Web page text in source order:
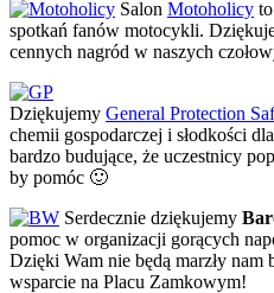
Salon Motoholicy
spotkań fanów motocykli.
cennych nagród w naszych
Dziękujemy General Protection
chemii gospodarczej i słodkości
bardzo budujące, że uczestnicy
by pomóc 🙂
Serdecznie dziękujemy
pomoc w organizacji gorących
Dzięki Wam nie będą marzły nam
wsparcie na Placu Zamkowym!